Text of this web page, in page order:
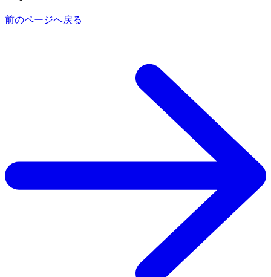
前のページへ戻る